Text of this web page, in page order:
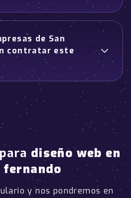
de San
contratar este
diseño web en
fernando
y nos pondremos en